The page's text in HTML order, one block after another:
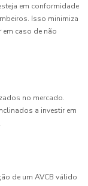
em conformidade
Isso minimiza
caso de não
no mercado.
a investir em
de um AVCB válido